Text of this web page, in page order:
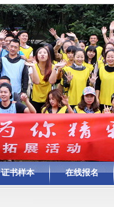
证书样本 在线报名